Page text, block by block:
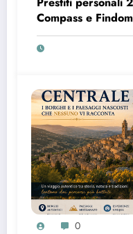
Compass e
finanziamento
0